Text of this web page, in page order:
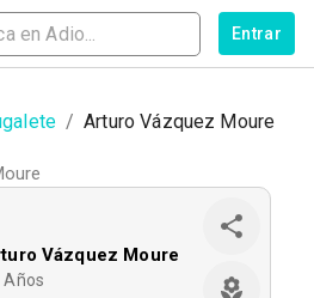
Entrar
/ Arturo Vázquez Moure
Vázquez Moure
Años